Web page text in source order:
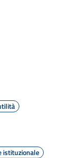
istituzionale